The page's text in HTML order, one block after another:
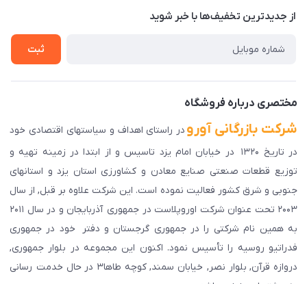
درباره ما
راهنمای ثبت سفارش
سوالات متداول
از جدید‌ترین تخفیف‌ها با‌ خبر شوید
ثبت
مختصری درباره فروشگاه
شرکت بازرگانی آورو در راستای اهداف و سیاستهای اقتصادی خود
در تاریخ ۱۳۲۰ در خیابان امام یزد تاسیس و از ابتدا در زمینه تهیه و
توزیع قطعات صنعتی صنایع معادن و کشاورزی استان یزد و استانهای
جنوبی و شرق کشور فعالیت نموده است. این شرکت علاوه بر قبل, از سال
۲۰۰۳ تحت عنوان شرکت اوروپلاست در جمهوری آذربایجان و در سال ۲۰۱۱
به همین نام شرکتی را در جمهوری گرجستان و دفتر خود در جمهوری
فدراتیو روسیه را تأسیس نمود. اکنون این مجموعه در بلوار جمهوری,
دروازه قرآن, بلوار نصر, خیابان سمند, کوچه طاها۳ در حال خدمت رسانی